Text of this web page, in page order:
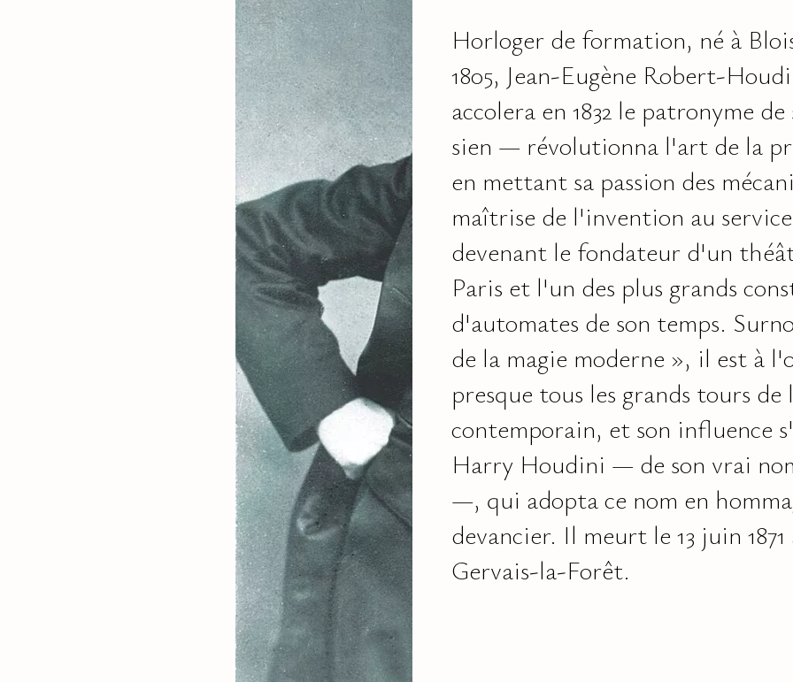
Horloger de formation, né à
1805, Jean-Eugène Robert-
accolera en 1832 le patronyme
sien — révolutionna l'art de la
en mettant sa passion des
maîtrise de l'invention au
devenant le fondateur d'un
Paris et l'un des plus grands
d'automates de son temps.
de la magie moderne », il est à
presque tous les grands tours
contemporain, et son influence
Harry Houdini — de son vrai
—, qui adopta ce nom en
devancier. Il meurt le 13 juin
Gervais-la-Forêt.